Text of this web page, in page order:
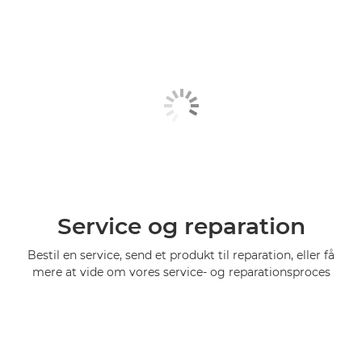
Service og reparation
Bestil en service, send et produkt til reparation, eller få
mere at vide om vores service- og reparationsproces